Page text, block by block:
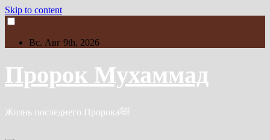
Skip to content
Вс. Авг 9th, 2026
Пророк Мухаммад
Жизнь последнего Пророкаﷺ